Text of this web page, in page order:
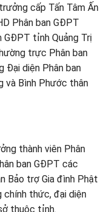
cấp Tấn Tâm Ấn
Phân ban GĐPT
GĐPT tỉnh Quảng Trị
trực Phân ban
Đại diện Phân ban
và Bình Phước thân
thành viên Phân
ban GĐPT các
Bảo trợ Gia đình Phật
chính thức, đại diện
thuộc tỉnh.